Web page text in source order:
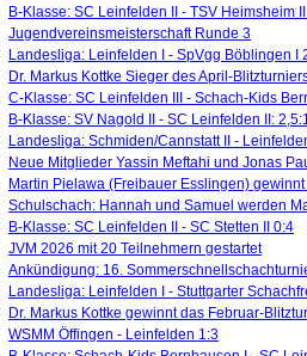
B-Klasse: SC Leinfelden II - TSV Heimsheim
Jugendvereinsmeisterschaft Runde 3
Landesliga: Leinfelden I - SpVgg Böblingen I
Dr. Markus Kottke Sieger des April-
C-Klasse: SC Leinfelden III - Schach-Kids
B-Klasse: SV Nagold II - SC Leinfelden II:
Landesliga: Schmiden/Cannstatt II -
Neue Mitglieder Yassin Meftahi und Jonas
Martin Pielawa (Freibauer Esslingen)
Schulschach: Hannah und Samuel werden
B-Klasse: SC Leinfelden II - SC Stetten II 0:4
JVM 2026 mit 20 Teilnehmern gestartet
Ankündigung: 16.
Landesliga: Leinfelden I - Stuttgarter
Dr. Markus Kottke gewinnt das Februar-
WSMM Öffingen - Leinfelden 1:3